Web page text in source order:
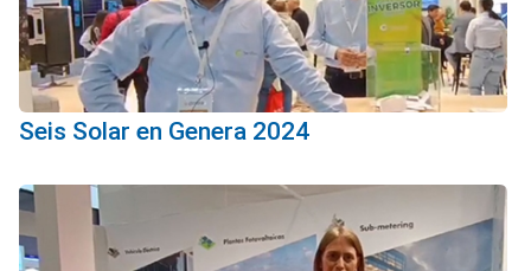
Seis Solar en Genera 2024